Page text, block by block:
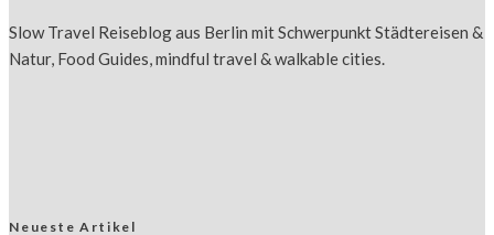
Slow Travel Reiseblog aus Berlin mit Schwerpunkt Städtereisen &
Natur, Food Guides, mindful travel & walkable cities.
Neueste Artikel